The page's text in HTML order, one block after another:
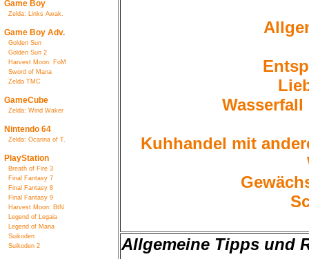
Game Boy
Zelda: Links Awak.
Game Boy Adv.
Golden Sun
Golden Sun 2
Harvest Moon: FoM
Sword of Mana
Zelda TMC
GameCube
Zelda: Wind Waker
Nintendo 64
Zelda: Ocarina of T.
PlayStation
Breath of Fire 3
Final Fantasy 7
Final Fantasy 8
Final Fantasy 9
Harvest Moon: BtN
Legend of Legaia
Legend of Mana
Suikoden
Suikoden 2
Kuhhandel mit
Allgemeine Tipps und